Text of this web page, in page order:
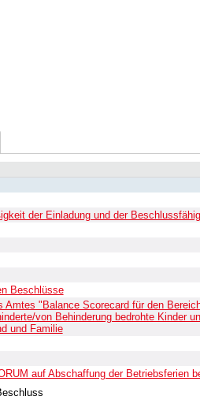
der Einladung und der
Beschlüsse
"Balance Scorecard für den
von Behinderung bedrohte Kinder
und Familie
auf Abschaffung der Betriebsferien